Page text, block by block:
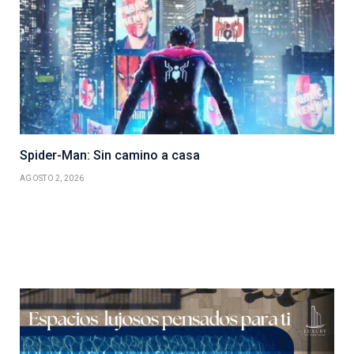
Spider-Man: Sin camino a casa
AGOSTO 2, 2026